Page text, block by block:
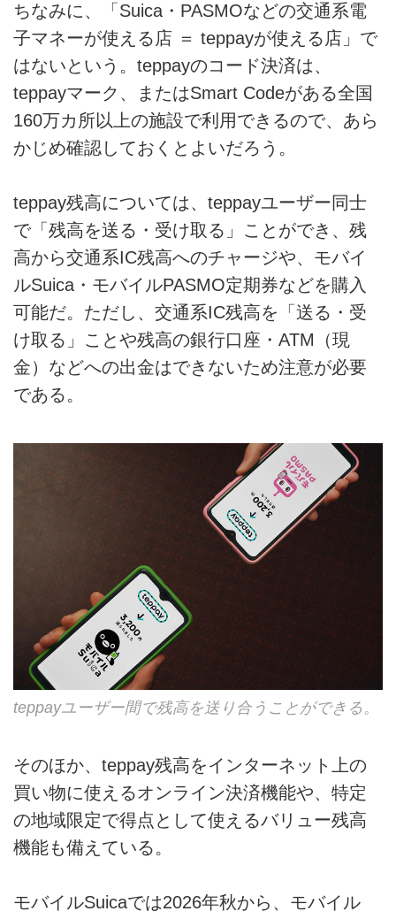
ちなみに、「Suica・PASMOなどの交通系電
子マネーが使える店 ＝ teppayが使える店」で
はないという。teppayのコード決済は、
teppayマーク、またはSmart Codeがある全国
160万カ所以上の施設で利用できるので、あら
かじめ確認しておくとよいだろう。
teppay残高については、teppayユーザー同士
で「残高を送る・受け取る」ことができ、残
高から交通系IC残高へのチャージや、モバイ
ルSuica・モバイルPASMO定期券などを購入
可能だ。ただし、交通系IC残高を「送る・受
け取る」ことや残高の銀行口座・ATM（現
金）などへの出金はできないため注意が必要
である。
teppayユーザー間で残高を送り合うことができる。
そのほか、teppay残高をインターネット上の
買い物に使えるオンライン決済機能や、特定
の地域限定で得点として使えるバリュー残高
機能も備えている。
モバイルSuicaでは2026年秋から、モバイル